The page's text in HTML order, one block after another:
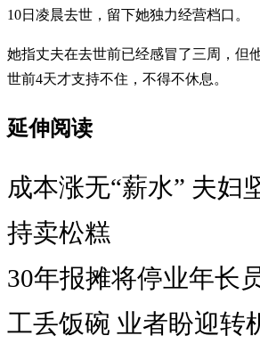
10日凌晨去世，留下她独力经营档口。
她指丈夫在去世前已经感冒了三周，但
世前4天才支持不住，不得不休息。
延伸阅读
成本涨无“薪水” 夫妇
持卖松糕
30年报摊将停业年长
工丢饭碗 业者盼迎转